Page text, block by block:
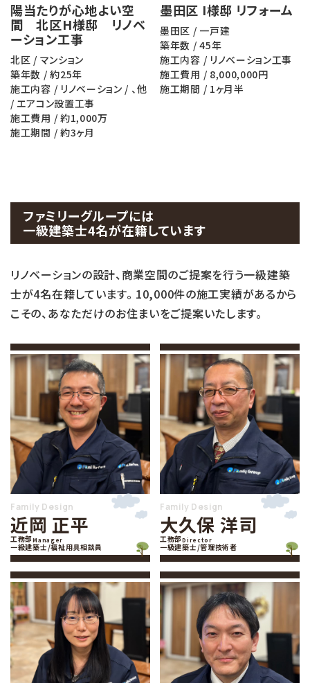
陽当たりが心地よい空
間 北区H様邸 リノベ
ーション工事
北区 / マンション
築年数 / 約25年
施工内容 / リノベーション / 、他
/ エアコン設置工事
施工費用 / 約1,000万
施工期間 / 約3ヶ月
墨田区 I様邸 リフォーム
墨田区 / 一戸建
築年数 / 45年
施工内容 / リノベーション工事
施工費用 / 8,000,000円
施工期間 / 1ヶ月半
ファミリーグループには
一級建築士4名が在籍しています
リノベーションの設計、商業空間のご提案を行う一級建築
士が4名在籍しています。 10,000件の施工実績があるから
こその、あなただけのお住まいをご提案いたします。
Family Design
近岡 正平
工務部Manager
一級建築士/福祉用具相談員
Family Design
大久保 洋司
工務部Director
一級建築士/管理技術者